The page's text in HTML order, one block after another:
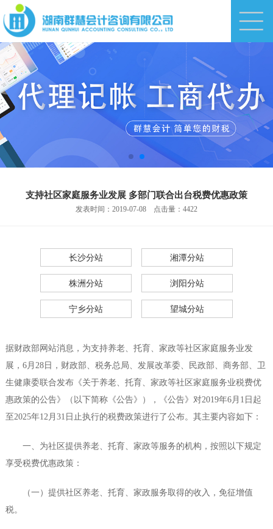
0731-88812366
支持社区家庭服务业发展 多部门联合出台税费优惠政策
发表时间：2019-07-08 点击量：4422
长沙分站 湘潭分站
株洲分站 浏阳分站
宁乡分站 望城分站
据财政部网站消息，为支持养老、托育、家政等社区家庭服务业发
展，6月28日，财政部、税务总局、发展改革委、民政部、商务部、卫
生健康委联合发布《关于养老、托育、家政等社区家庭服务业税费优
惠政策的公告》（以下简称《公告》），《公告》对2019年6月1日起
至2025年12月31日止执行的税费政策进行了公布。其主要内容如下：
一、为社区提供养老、托育、家政等服务的机构，按照以下规定
享受税费优惠政策：
（一）提供社区养老、托育、家政服务取得的收入，免征增值
税。